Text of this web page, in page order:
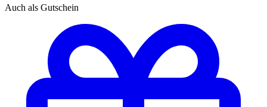
Auch als Gutschein